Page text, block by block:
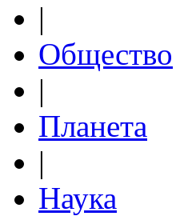
|
Общество
|
Планета
|
Наука